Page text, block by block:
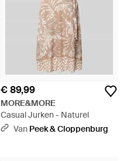
€ 89,99
MORE&MORE
Casual Jurken - Naturel
Van Peek & Cloppenburg